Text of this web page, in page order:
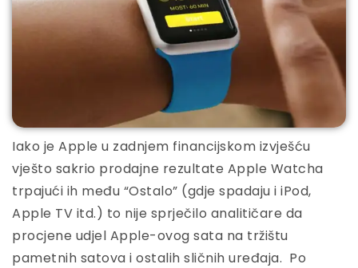
Iako je Apple u zadnjem financijskom izvješću
vješto sakrio prodajne rezultate Apple Watcha
trpajući ih među “Ostalo” (gdje spadaju i iPod,
Apple TV itd.) to nije sprječilo analitičare da
procjene udjel Apple-ovog sata na tržištu
pametnih satova i ostalih sličnih uređaja. Po